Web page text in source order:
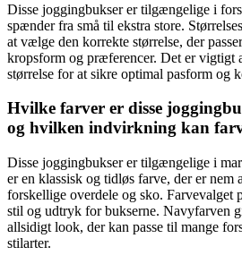
Disse joggingbukser er tilgængelige i
spænder fra små til ekstra store.
at vælge den korrekte størrelse, der
kropsform og præferencer. Det er vigtigt
størrelse for at sikre optimal pasform og
Hvilke farver er disse
og hvilken indvirkning kan
Disse joggingbukser er tilgængelige i
er en klassisk og tidløs farve, der er nem
forskellige overdele og sko. Farvevalget
stil og udtryk for bukserne. Navyfarven
allsidigt look, der kan passe til mange
stilarter.